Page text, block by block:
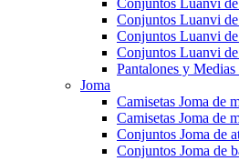
Conjuntos Luanvi
Conjuntos Luanvi
Conjuntos Luanvi
Conjuntos Luanvi
Pantalones y
Joma
Camisetas Joma de
Camisetas Joma de
Conjuntos Joma de
Conjuntos Joma de